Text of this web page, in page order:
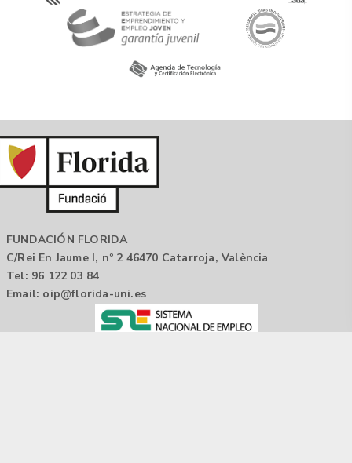
FUNDACIÓN FLORIDA
C/Rei En Jaume I, nº 2 46470 Catarroja, València
Tel: 96 122 03 84
Email: oip@florida-uni.es